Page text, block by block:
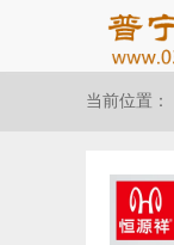
当前位置：